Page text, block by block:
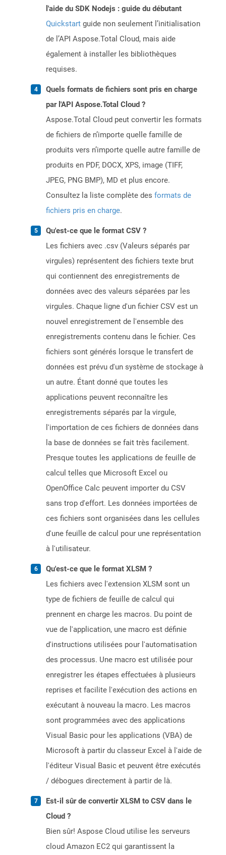
l'aide du SDK Nodejs : guide du débutant
Quickstart guide non seulement l’initialisation
de l’API Aspose.Total Cloud, mais aide
également à installer les bibliothèques
requises.
Quels formats de fichiers sont pris en charge
par l'API Aspose.Total Cloud ?
Aspose.Total Cloud peut convertir les formats
de fichiers de n’importe quelle famille de
produits vers n’importe quelle autre famille de
produits en PDF, DOCX, XPS, image (TIFF,
JPEG, PNG BMP), MD et plus encore.
Consultez la liste complète des formats de
fichiers pris en charge.
Qu'est-ce que le format CSV ?
Les fichiers avec .csv (Valeurs séparés par
virgules) représentent des fichiers texte brut
qui contiennent des enregistrements de
données avec des valeurs séparées par les
virgules. Chaque ligne d'un fichier CSV est un
nouvel enregistrement de l'ensemble des
enregistrements contenu dans le fichier. Ces
fichiers sont générés lorsque le transfert de
données est prévu d'un système de stockage à
un autre. Étant donné que toutes les
applications peuvent reconnaître les
enregistrements séparés par la virgule,
l'importation de ces fichiers de données dans
la base de données se fait très facilement.
Presque toutes les applications de feuille de
calcul telles que Microsoft Excel ou
OpenOffice Calc peuvent importer du CSV
sans trop d'effort. Les données importées de
ces fichiers sont organisées dans les cellules
d'une feuille de calcul pour une représentation
à l'utilisateur.
Qu'est-ce que le format XLSM ?
Les fichiers avec l'extension XLSM sont un
type de fichiers de feuille de calcul qui
prennent en charge les macros. Du point de
vue de l'application, une macro est définie
d'instructions utilisées pour l'automatisation
des processus. Une macro est utilisée pour
enregistrer les étapes effectuées à plusieurs
reprises et facilite l'exécution des actions en
exécutant à nouveau la macro. Les macros
sont programmées avec des applications
Visual Basic pour les applications (VBA) de
Microsoft à partir du classeur Excel à l'aide de
l'éditeur Visual Basic et peuvent être exécutés
/ débogues directement à partir de là.
Est-il sûr de convertir XLSM to CSV dans le
Cloud ?
Bien sûr! Aspose Cloud utilise les serveurs
cloud Amazon EC2 qui garantissent la